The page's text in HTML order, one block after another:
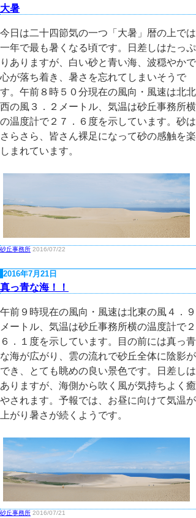
大暑
今日は二十四節気の一つ「大暑」暦の上では
一年で最も暑くなる頃です。日差しはたっぷ
りありますが、白い砂と青い海、波穏やかで
心が落ち着き、暑さを忘れてしまいそうで
す。午前８時５０分現在の風向・風速は北北
西の風３．２メートル、気温は砂丘事務所横
の温度計で２７．６度を示しています。砂は
さらさら、皆さん裸足になって砂の感触を楽
しまれています。
砂丘事務所 2016/07/22
2016年7月21日
真っ青な海！！
午前９時現在の風向・風速は北東の風４．９
メートル、気温は砂丘事務所横の温度計で２
６．１度を示しています。目の前には真っ青
な海が広がり、雲の流れで砂丘全体に陰影が
でき、とても眺めの良い景色です。日差しは
ありますが、海側から吹く風が気持ちよく癒
やされます。予報では、お昼に向けて気温が
上がり暑さが続くようです。
砂丘事務所 2016/07/21